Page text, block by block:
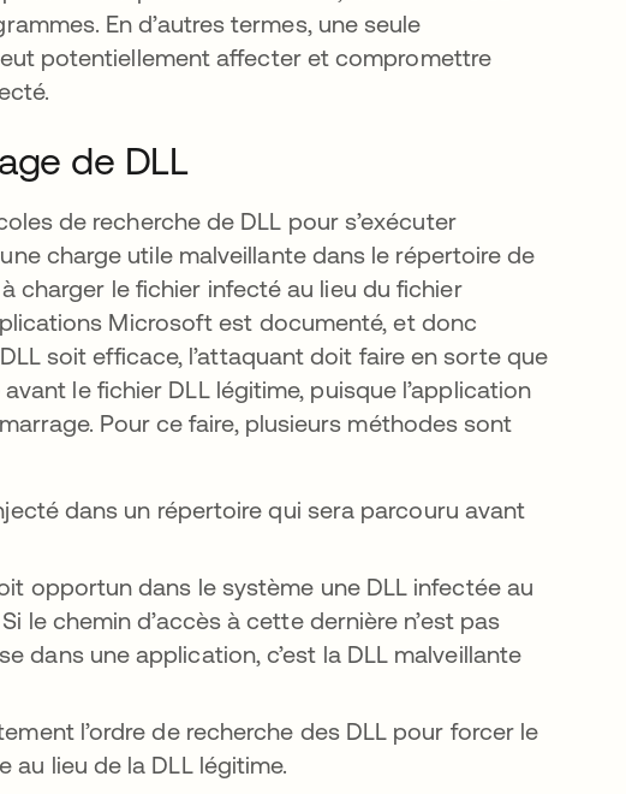
En d’autres termes, une seule
potentiellement affecter et compromettre
de DLL
de recherche de DLL pour s’exécuter
charge utile malveillante dans le répertoire de
charger le fichier infecté au lieu du fichier
Microsoft est documenté, et donc
soit efficace, l’attaquant doit faire en sorte que
le fichier DLL légitime, puisque l’application
Pour ce faire, plusieurs méthodes sont
dans un répertoire qui sera parcouru avant
opportun dans le système une DLL infectée au
le chemin d’accès à cette dernière n’est pas
dans une application, c’est la DLL malveillante
l’ordre de recherche des DLL pour forcer le
au lieu de la DLL légitime.